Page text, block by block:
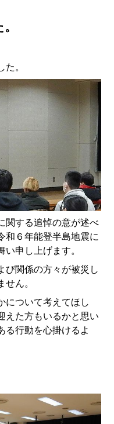
。
関する追悼の意が述べ
和６年能登半島地震に
申し上げます。
び関係の方々が被災し
ん。
について考えてほし
えた方もいるかと思い
る行動を心掛けるよ